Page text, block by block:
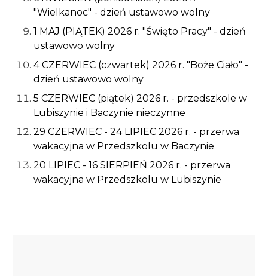
"Wielkanoc" - dzień ustawowo wolny
1 MAJ (PIĄTEK) 2026 r. "Święto Pracy" - dzień
ustawowo wolny
4 CZERWIEC (czwartek) 2026 r. "Boże Ciało" -
dzień ustawowo wolny
5 CZERWIEC (piątek) 2026 r. - przedszkole w
Lubiszynie i Baczynie nieczynne
29 CZERWIEC - 24 LIPIEC 2026 r. - przerwa
wakacyjna w Przedszkolu w Baczynie
20 LIPIEC - 16 SIERPIEŃ 2026 r. - przerwa
wakacyjna w Przedszkolu w Lubiszynie